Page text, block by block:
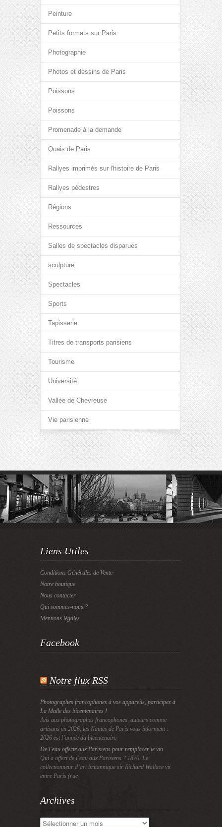
Peinture
Petits formats sur Paris
Photographie
Photos et dessins de Paris
Poissons
Poissons
Promenade à la demande
Quais de Paris
Rallyes imprimés sur l'histoire de Paris
Rallyes pédestres
Régions
Ressources
Salles de spectacles disparues
sculpture
Spectacles
Sports
Tapisserie
Titres de transports parisiens
Tourisme
Université
Vallée de Chevreuse
Vie parisienne
Liens Utiles
Conditions Générales de Vente
Notre boutique
Nous contacter
Qui sommes-nous ?
Mentions légales
Facebook
Notre flux RSS
Photographes francophones à vos appareils, participez à
La Malle des bicentenaires !
Avis aux photographes francophones, auteurs comme
artisans en 2026, les Nautes de Paris vous informent :
2026 est l’année du bicentenaire
De l’eau offerte aux Parisiens pour remplacer le vin
Qui a offert de l’eau aux Parisiens ? 1870, Le
collectionneur d’art britannique sir Richard Wallace vit
entre Paris (rue
Archives
Archives